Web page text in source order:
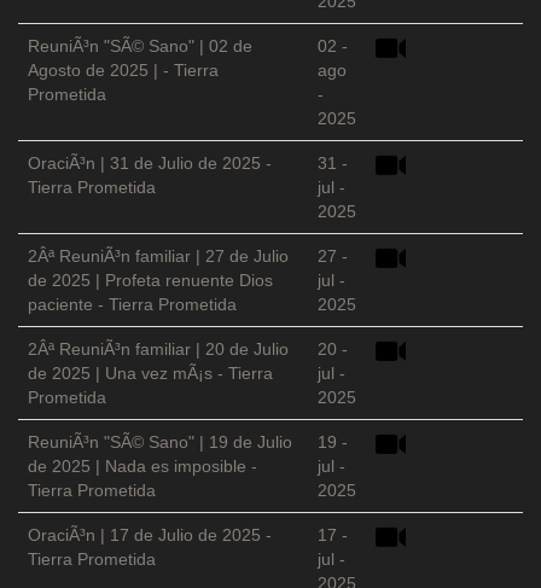
ReuniÃ³n "SÃ© Sano" | 02 de
Agosto de 2025 | - Tierra
Prometida
02 -
ago
-
2025
OraciÃ³n | 31 de Julio de 2025 -
Tierra Prometida
31 -
jul -
2025
2Âª ReuniÃ³n familiar | 27 de Julio
de 2025 | Profeta renuente Dios
paciente - Tierra Prometida
27 -
jul -
2025
2Âª ReuniÃ³n familiar | 20 de Julio
de 2025 | Una vez mÃ¡s - Tierra
Prometida
20 -
jul -
2025
ReuniÃ³n "SÃ© Sano" | 19 de Julio
de 2025 | Nada es imposible -
Tierra Prometida
19 -
jul -
2025
OraciÃ³n | 17 de Julio de 2025 -
Tierra Prometida
17 -
jul -
2025